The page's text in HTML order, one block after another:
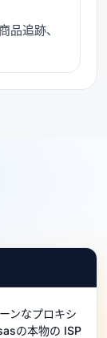
品追跡、
ンなプロキシ
の本物の ISP